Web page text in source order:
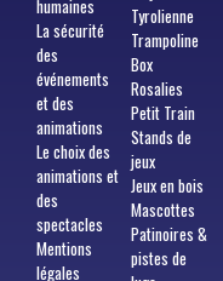
humaines
La sécurité
des
événements
et des
animations
Le choix des
animations et
des
spectacles
Mentions
légales
Tyrolienne
Trampoline
Box
Rosalies
Petit Train
Stands de
jeux
Jeux en bois
Mascottes
Patinoires &
pistes de